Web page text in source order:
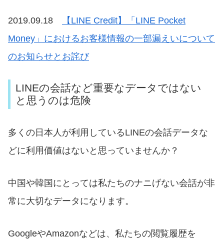
2019.09.18
【LINE Credit】「LINE Pocket
Money」におけるお客様情報の一部漏えいについて
のお知らせとお詫び
LINEの会話など重要なデータではない
と思うのは危険
多くの日本人が利用しているLINEの会話データな
どに利用価値はないと思っていませんか？
中国や韓国にとっては私たちのナニげない会話が非
常に大切なデータになります。
GoogleやAmazonなどは、私たちの閲覧履歴を